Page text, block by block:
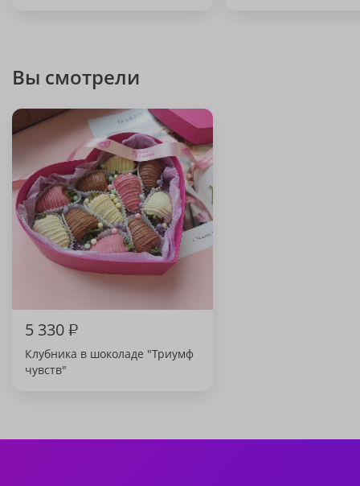
Вы смотрели
5 330₽
Клубника в шоколаде "Триумф
чувств"